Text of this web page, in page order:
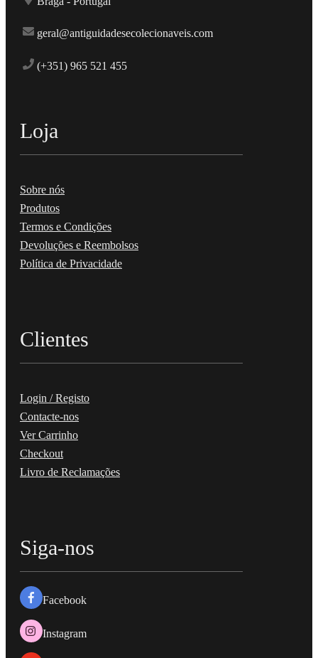
geral@antiguidadesecolecionaveis.com
(+351) 965 521 455
Loja
Sobre nós
Produtos
Termos e Condições
Devoluções e Reembolsos
Política de Privacidade
Clientes
Login / Registo
Contacte-nos
Ver Carrinho
Checkout
Livro de Reclamações
Siga-nos
Facebook
Instagram